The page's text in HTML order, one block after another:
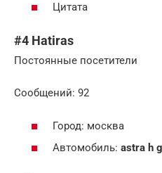
Цитата
#4 Hatiras
Постоянные посетители
Cообщений: 92
Город: москва
Автомобиль: astra h